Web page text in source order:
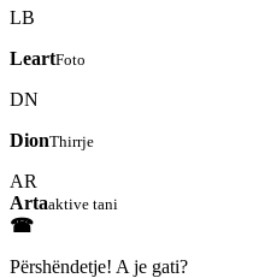
LB
LeartFoto
DN
DionThirrje
AR
Artaaktive tani
☎
Përshëndetje! A je gati?